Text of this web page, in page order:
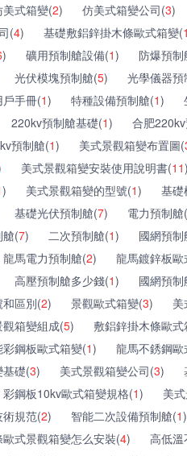
式箱變(2) 仿美式箱變公司(3)
(4) 基礎敷鋁鋅掛木條歐式箱變(
) 礦用預制艙設備(1)
防爆預制
光伏模塊預制艙(5)
光學儀器
手冊(1) 特種設備預制艙(1)
220kv預制艙基礎(1)
合肥
預制艙(1) 美式景觀箱變布置圖(
美式景觀箱變安裝使用說明書(11
) 美式景觀箱變的型號(1)
基礎
基礎光伏預制艙(7)
電力預制艙(
艙(7) 二次預制艙(1)
國網預
龍馬電力預制艙(2)
龍馬鍍鋅板
高壓預制艙多少錢(1)
國網預
區別(2) 景觀歐式箱變(3)
觀箱變組成(5)
敷鋁鋅掛木條歐
彩鋼板歐式箱變(1)
龍馬不銹鋼
礎(3) 美式景觀箱變公司(3)
彩鋼板10kv歐式箱變規格(1)
美
規范(2) 智能二次設備預制艙(1)
式景觀箱變怎么安裝(4)
高低